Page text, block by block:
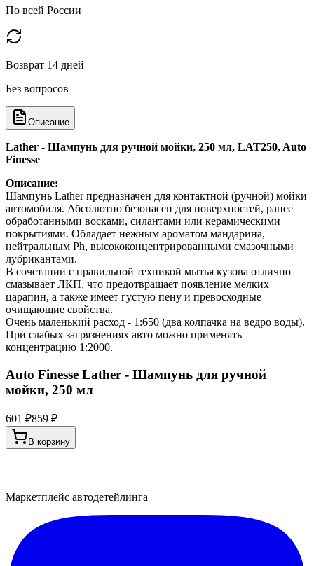
По всей России
Возврат 14 дней
Без вопросов
Описание
Lather - Шампунь для ручной мойки, 250 мл, LAT250, Auto
Finesse
Описание:
Шампунь Lather предназначен для контактной (ручной) мойки
автомобиля. Абсолютно безопасен для поверхностей, ранее
обработанными восками, силантами или керамическими
покрытиями. Обладает нежным ароматом мандарина,
нейтральным Ph, высококонцентрированными смазочными
лубрикантами.
В сочетании с правильной техникой мытья кузова отлично
смазывает ЛКП, что предотвращает появление мелких
царапин, а также имеет густую пену и превосходные
очищающие свойства.
Очень маленький расход - 1:650 (два колпачка на ведро воды).
При слабых загрязнениях авто можно применять
концентрацию 1:2000.
Auto Finesse Lather - Шампунь для ручной
мойки, 250 мл
601 ₽859 ₽
В корзину
Маркетплейс автодетейлинга